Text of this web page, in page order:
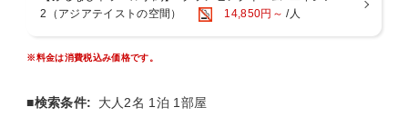
ら23時、6時から9時）※入湯税大人150円が別途かかります
温泉玉子 旨出し 振り柚子/永平寺胡麻豆腐 田楽味噌掛け/ポテトサラダ
地産野菜/厚揚煮/
2（アジアテイストの空間）
14,850円～ /人
※料金は消費税込み価格です。
■検索条件: 大人2名 1泊 1部屋